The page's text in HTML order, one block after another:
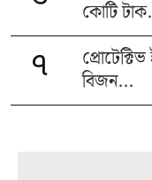
কোটি
৭
বিজন...